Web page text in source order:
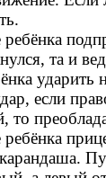
та и
ударить
если
то